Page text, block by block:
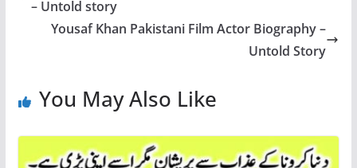
– Untold story
Yousaf Khan Pakistani Film Actor Biography –
Untold Story
You May Also Like